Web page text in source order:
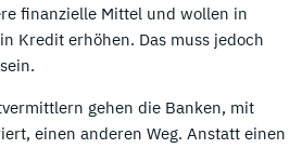
finanzielle Mittel und wollen in
Kredit erhöhen. Das muss jedoch
gehen die Banken, mit
einen anderen Weg. Anstatt einen